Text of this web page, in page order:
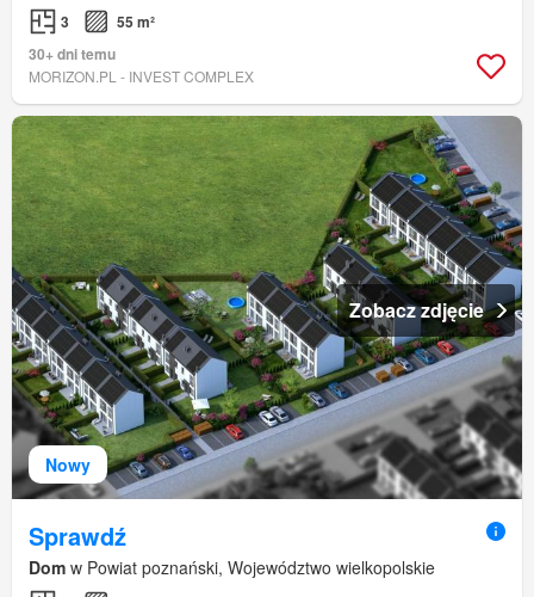
3
55 m²
30+ dni temu
MORIZON.PL - INVEST COMPLEX
Nowy
Zobacz zdjęcie
Sprawdź
Dom w Powiat poznański, Województwo wielkopolskie